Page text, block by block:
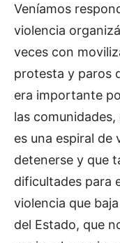
Veníamos
violencia
veces con
protesta y paros
era importante
las
es una espiral de
detenerse y que
dificultades para
violencia que
del Estado, que